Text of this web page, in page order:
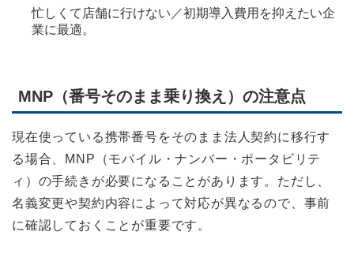
忙しくて店舗に行けない／初期導入費用を抑えたい企
業に最適。
MNP（番号そのまま乗り換え）の注意点
現在使っている携帯番号をそのまま法人契約に移行す
る場合、MNP（モバイル・ナンバー・ポータビリテ
ィ）の手続きが必要になることがあります。ただし、
名義変更や契約内容によって対応が異なるので、事前
に確認しておくことが重要です。